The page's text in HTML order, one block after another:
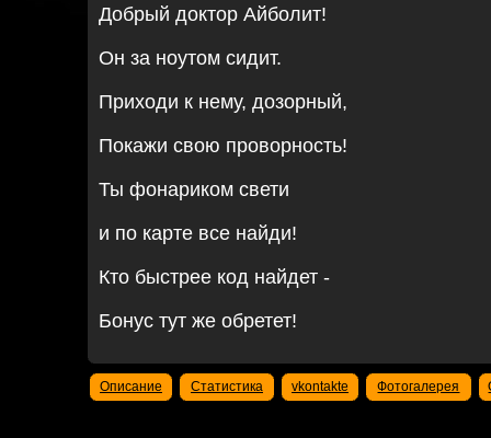
Добрый доктор Айболит!
Он за ноутом сидит.
Приходи к нему, дозорный,
Покажи свою проворность!
Ты фонариком свети
и по карте все найди!
Кто быстрее код найдет -
Бонус тут же обретет!
Описание Статистика vkontakte Фотогалерея